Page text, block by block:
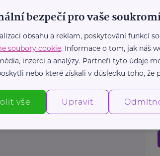
bezpečí pro vaše
obsahu a reklam, poskytování funkcí
soubory cookie. Informace o tom, jak náš
inzerci a analýzy. Partneři tyto údaje
nebo které získali v důsledku toho, že
vše Upravit